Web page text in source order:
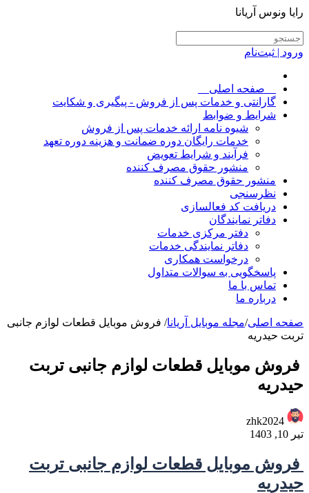
رایا ونوس آریانا
ورود | ثبت‌نام
__صفحه اصلی__
گارانتی و خدمات پس از فروش - پیگیری و شکایت
شرایط و ضوابط
شیوه نامه ارائه خدمات پس از فروش
خدمات رایگان دوره ضمانت و هزینه دوره تعهد
فرآیند و شرایط تعویض
منشور حقوق مصرف کننده
منشور حقوق مصرف کننده
نظرسنجی
دریافت کد فعالسازی
دفاتر نمایندگان
دفتر مرکزی خدمات
دفاتر نمایندگی خدمات
درخواست همکاری
پاسخگویی به سوالات متداول
تماس با ما
درباره ما
صفحه اصلی/مجله موبایل آریانا/ فروش موبایل قطعات لوازم جانبی
تربت حیدریه
فروش موبایل قطعات لوازم جانبی تربت
حیدریه
zhk2024
تیر 10, 1403
فروش موبایل قطعات لوازم جانبی تربت
حیدریه